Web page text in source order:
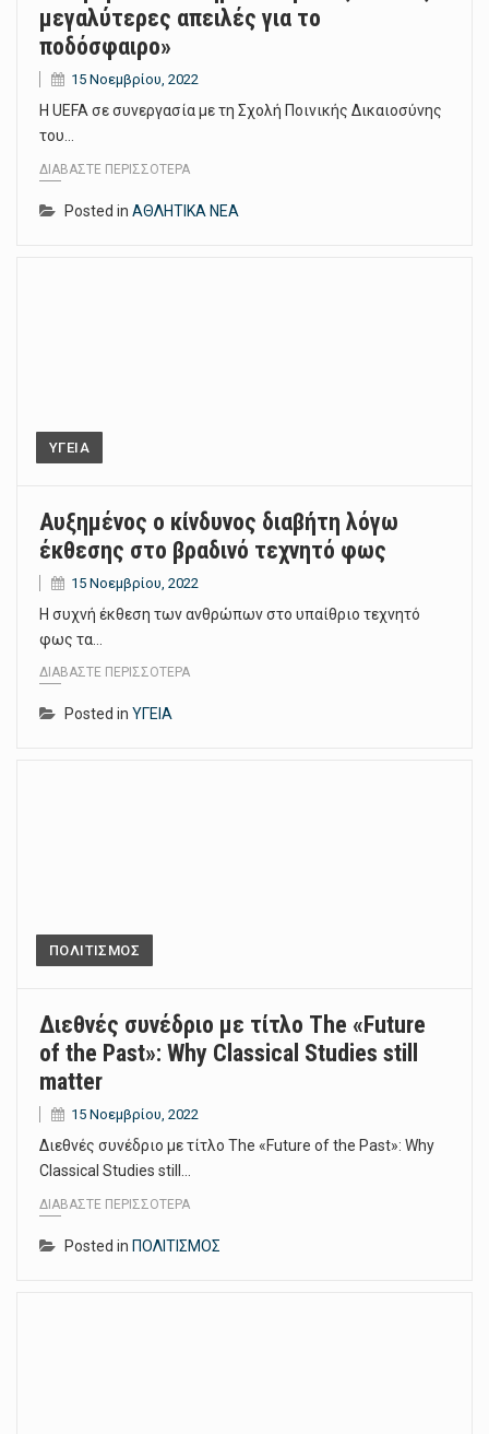
μεγαλύτερες απειλές για το
ποδόσφαιρο»
15 Νοεμβρίου, 2022
H UEFA σε συνεργασία με τη Σχολή Ποινικής Δικαιοσύνης
του…
ΔΙΑΒΆΣΤΕ ΠΕΡΙΣΣΌΤΕΡΑ
Posted in ΑΘΛΗΤΙΚΑ ΝΕΑ
ΥΓΕΙΑ
Αυξημένος ο κίνδυνος διαβήτη λόγω
έκθεσης στο βραδινό τεχνητό φως
15 Νοεμβρίου, 2022
Η συχνή έκθεση των ανθρώπων στο υπαίθριο τεχνητό
φως τα…
ΔΙΑΒΆΣΤΕ ΠΕΡΙΣΣΌΤΕΡΑ
Posted in ΥΓΕΙΑ
ΠΟΛΙΤΙΣΜΟΣ
Διεθνές συνέδριο με τίτλο The «Future
of the Past»: Why Classical Studies still
matter
15 Νοεμβρίου, 2022
Διεθνές συνέδριο με τίτλο The «Future of the Past»: Why
Classical Studies still…
ΔΙΑΒΆΣΤΕ ΠΕΡΙΣΣΌΤΕΡΑ
Posted in ΠΟΛΙΤΙΣΜΟΣ